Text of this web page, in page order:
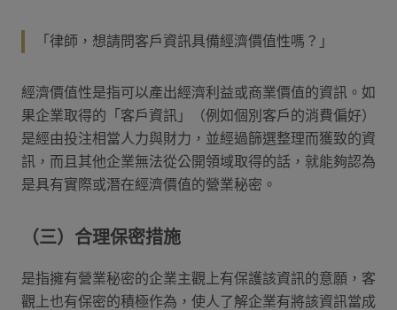
「律師，想請問客戶資訊具備經濟價值性嗎？」
經濟價值性是指可以產出經濟利益或商業價值的資訊。如
果企業取得的「客戶資訊」（例如個別客戶的消費偏好）
是經由投注相當人力與財力，並經過篩選整理而獲致的資
訊，而且其他企業無法從公開領域取得的話，就能夠認為
是具有實際或潛在經濟價值的營業秘密。
（三）合理保密措施
是指擁有營業秘密的企業主觀上有保護該資訊的意願，客
觀上也有保密的積極作為，使人了解企業有將該資訊當成